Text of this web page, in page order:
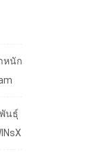
หนัก
นธุ์